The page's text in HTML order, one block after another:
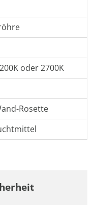
oder 2700K
Rosette